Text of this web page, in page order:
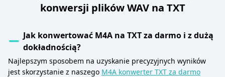
konwersji plików WAV na TXT
Jak konwertować M4A na TXT za darmo i z dużą
dokładnością?
Najlepszym sposobem na uzyskanie precyzyjnych wyników
jest skorzystanie z naszego M4A konwerter TXT za darmo